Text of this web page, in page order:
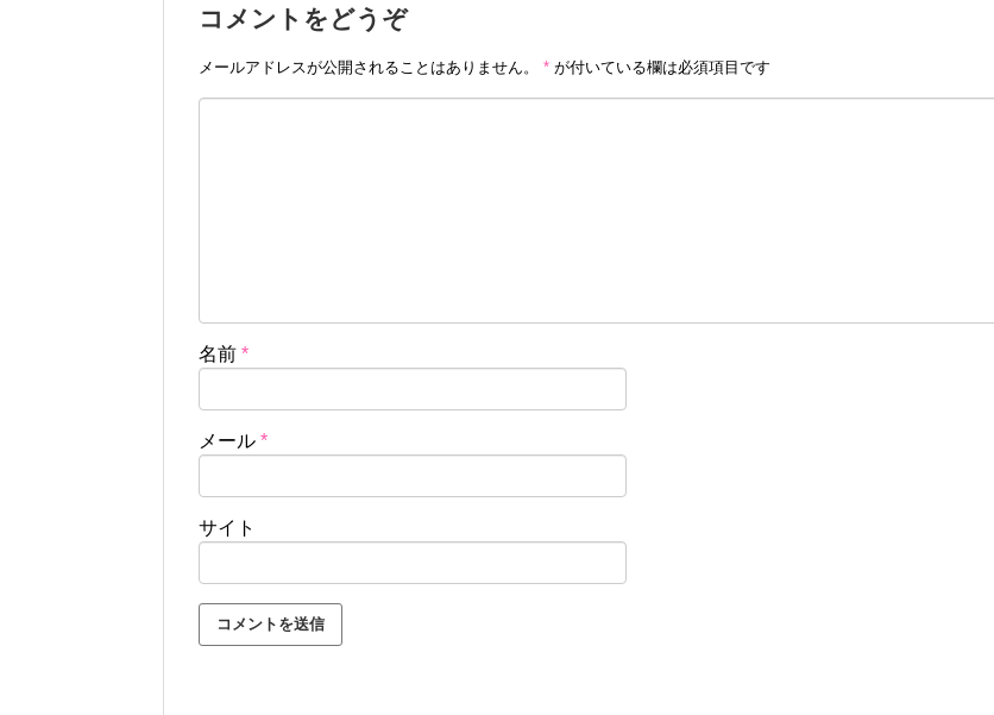
コメントをどうぞ
メールアドレスが公開されることはありません。 * が付いている欄は必須項目です
名前 *
メール *
サイト